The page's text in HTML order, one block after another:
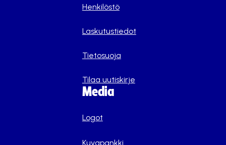
Henkilöstö
Laskutustiedot
Tietosuoja
Tilaa uutiskirje
Media
Logot
Kuvapankki